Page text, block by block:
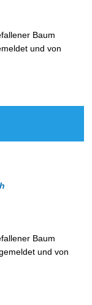
Baum
und von
Baum
und von